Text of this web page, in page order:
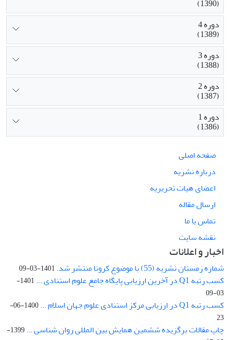
(1390)
دوره 4
(1389)
دوره 3
(1388)
دوره 2
(1387)
دوره 1
(1386)
صفحه اصلی
درباره نشریه
اعضای هیات تحریریه
ارسال مقاله
تماس با ما
نقشه سایت
اخبار و اعلانات
شماره زمستان نشریه (55) با موضوع کرونا منتشر شد. 1401-03-09
کسب رتبه Q1 در آخرین ارزیابی پایگاه جامع علوم استنادی ...
1401-
03-09
کسب رتبه Q1 در ارزیابی مرکز استنادی علوم جهان اسلام ...
1400-06-
23
چاپ مقالات برگزیده ششمین همایش بین المللی روان شناسی ...
1399-